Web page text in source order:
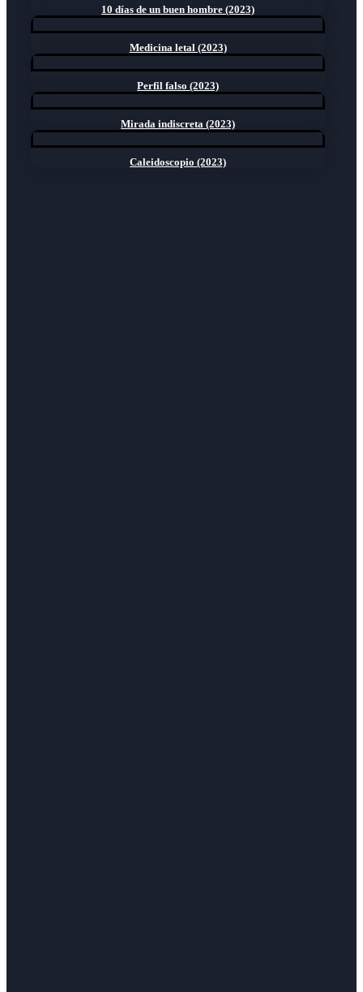
10 días de un buen hombre (2023)
Medicina letal (2023)
Perfil falso (2023)
Mirada indiscreta (2023)
Caleidoscopio (2023)